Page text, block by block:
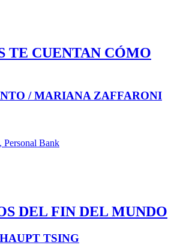
TE CUENTAN CÓMO
/ MARIANA ZAFFARONI
DEL FIN DEL MUNDO
TSING